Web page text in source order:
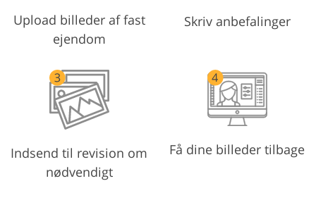
Upload billeder af fast
ejendom
Skriv anbefalinger
Indsend til revision om
nødvendigt
Få dine billeder tilbage